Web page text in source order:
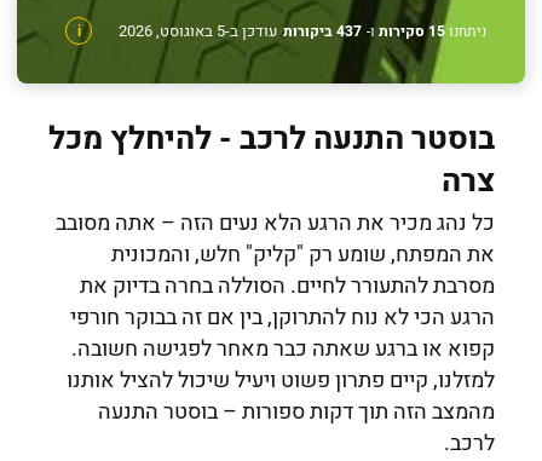
ניתחנו15 סקירות ו- 437 ביקורות i עודכן ב-5 באוגוסט, 2026
בוסטר התנעה לרכב - להיחלץ מכל
צרה
כל נהג מכיר את הרגע הלא נעים הזה – אתה מסובב
את המפתח, שומע רק "קליק" חלש, והמכונית
מסרבת להתעורר לחיים. הסוללה בחרה בדיוק את
הרגע הכי לא נוח להתרוקן, בין אם זה בבוקר חורפי
קפוא או ברגע שאתה כבר מאחר לפגישה חשובה.
למזלנו, קיים פתרון פשוט ויעיל שיכול להציל אותנו
מהמצב הזה תוך דקות ספורות – בוסטר התנעה
לרכב.